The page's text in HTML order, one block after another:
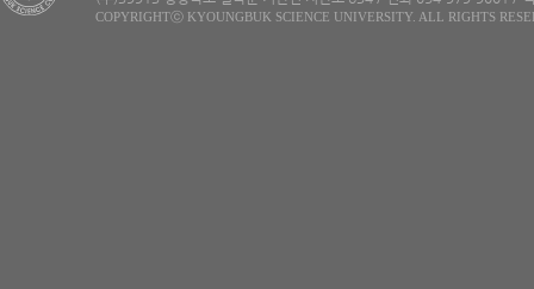
COPYRIGHTⓒ KYOUNGBUK SCIENCE UNIVERSITY. ALL RIGHTS